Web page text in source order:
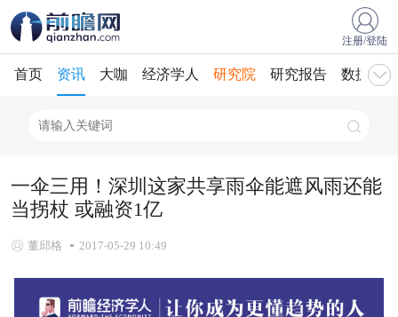
注册/登陆
首页 资讯 大咖 经济学人 研究院 研究报告 数据库
一伞三用！深圳这家共享雨伞能遮风雨还能
当拐杖 或融资1亿
董邱格 2017-05-29 10:49